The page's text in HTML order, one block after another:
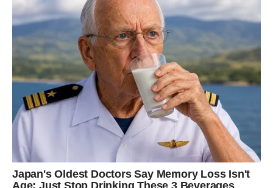
Jedna istina sada vam donosi i tugu i veliko olakšanje.
Srce konačno vidi ono što je dugo
osjećalo
Pred vama su veoma emotivni trenuci.
LAV
Lavovima dolazi velika istina vezana za posao ili novac.